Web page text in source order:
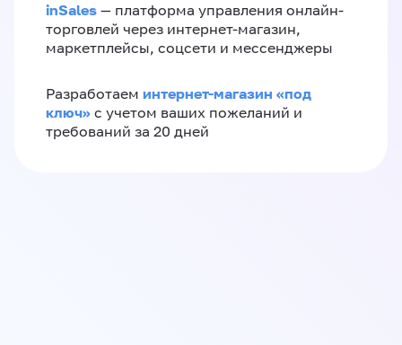
inSales — платформа управления онлайн-
торговлей через интернет-магазин,
маркетплейсы, соцсети и мессенджеры
Разработаем интернет-магазин «‎под
ключ»‎ с учетом ваших пожеланий и
требований за 20 дней